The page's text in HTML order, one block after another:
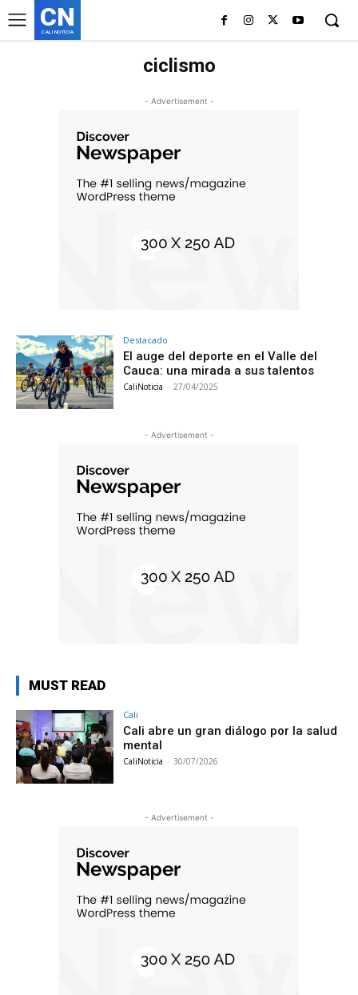
CN
CALI NOTICIA
ciclismo
- Advertisement -
Destacado
El auge del deporte en el Valle del
Cauca: una mirada a sus talentos
CaliNoticia - 27/04/2025
- Advertisement -
MUST READ
Cali
Cali abre un gran diálogo por la salud
mental
CaliNoticia - 30/07/2026
- Advertisement -